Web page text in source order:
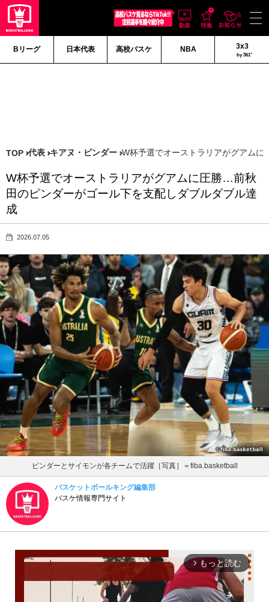
Bリーグ 日本代表 高校バスケ NBA 3x3
by 361°
TOP 代表 キアヌ・ピンダー W杯予選でオーストラリアがグアム
W杯予選でオーストラリアがグアムに圧勝…前秋
田のピンダーがゴール下を支配しダブルダブル達
成
2026.07.05
ピンダーとサイモンが各チームで活躍［写真］＝fiba.basketball
バスケットボールキング編集部
バスケ情報専門サイト
arrow_forward_ios もっと読む